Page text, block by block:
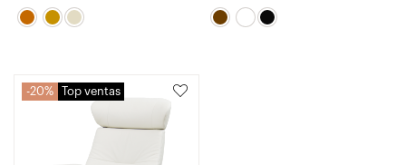
original
actual
original
actual
20% Top ventas